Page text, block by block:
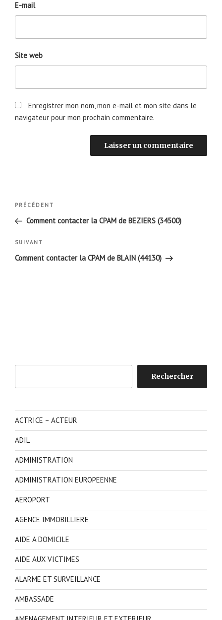
E-mail
Site web
Enregistrer mon nom, mon e-mail et mon site dans le
navigateur pour mon prochain commentaire.
Navigation
l’article
Article
précédent
PRÉCÉDENT
Comment contacter la CPAM de BEZIERS (34500)
Article
suivant
SUIVANT
Comment contacter la CPAM de BLAIN (44130)
Rechercher
ACTRICE – ACTEUR
ADIL
ADMINISTRATION
ADMINISTRATION EUROPEENNE
AEROPORT
AGENCE IMMOBILLIERE
AIDE A DOMICILE
AIDE AUX VICTIMES
ALARME ET SURVEILLANCE
AMBASSADE